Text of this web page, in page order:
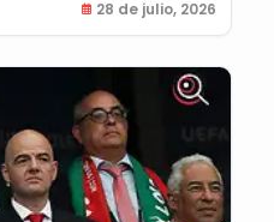
28 de julio, 2026